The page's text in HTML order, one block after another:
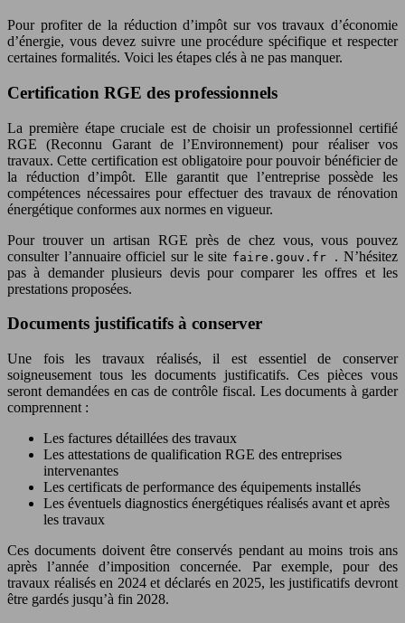
Pour profiter de la réduction d’impôt sur vos travaux d’économie
d’énergie, vous devez suivre une procédure spécifique et respecter
certaines formalités. Voici les étapes clés à ne pas manquer.
Certification RGE des professionnels
La première étape cruciale est de choisir un professionnel certifié
RGE (Reconnu Garant de l’Environnement) pour réaliser vos
travaux. Cette certification est obligatoire pour pouvoir bénéficier de
la réduction d’impôt. Elle garantit que l’entreprise possède les
compétences nécessaires pour effectuer des travaux de rénovation
énergétique conformes aux normes en vigueur.
Pour trouver un artisan RGE près de chez vous, vous pouvez
consulter l’annuaire officiel sur le site faire.gouv.fr . N’hésitez
pas à demander plusieurs devis pour comparer les offres et les
prestations proposées.
Documents justificatifs à conserver
Une fois les travaux réalisés, il est essentiel de conserver
soigneusement tous les documents justificatifs. Ces pièces vous
seront demandées en cas de contrôle fiscal. Les documents à garder
comprennent :
Les factures détaillées des travaux
Les attestations de qualification RGE des entreprises
intervenantes
Les certificats de performance des équipements installés
Les éventuels diagnostics énergétiques réalisés avant et après
les travaux
Ces documents doivent être conservés pendant au moins trois ans
après l’année d’imposition concernée. Par exemple, pour des
travaux réalisés en 2024 et déclarés en 2025, les justificatifs devront
être gardés jusqu’à fin 2028.